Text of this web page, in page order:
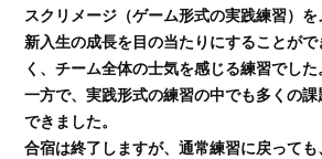
スクリメージ（ゲーム形式の実践練習）
新入生の成長を目の当たりにすることが
く、チーム全体の士気を感じる練習でした
一方で、実践形式の練習の中でも多くの
できました。
合宿は終了しますが、通常練習に戻って